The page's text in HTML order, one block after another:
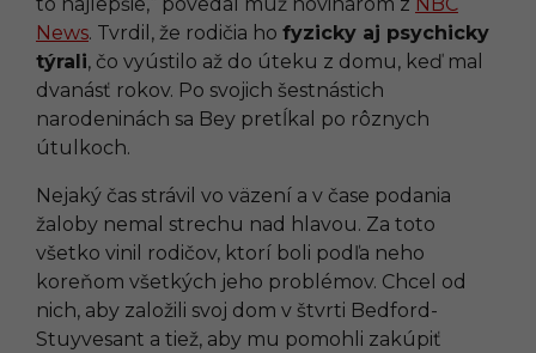
News. Tvrdil, že rodičia ho fyzicky aj psychicky
týrali, čo vyústilo až do úteku z domu, keď mal
dvanásť rokov. Po svojich šestnástich
narodeninách sa Bey pretĺkal po rôznych
útulkoch.
Nejaký čas strávil vo väzení a v čase podania
žaloby nemal strechu nad hlavou. Za toto
všetko vinil rodičov, ktorí boli podľa neho
koreňom všetkých jeho problémov. Chcel od
nich, aby založili svoj dom v štvrti Bedford-
Stuyvesant a tiež, aby mu pomohli zakúpiť